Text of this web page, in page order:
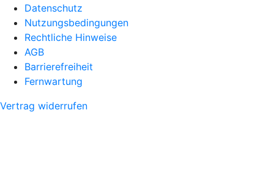
Datenschutz
Nutzungsbedingungen
Rechtliche Hinweise
AGB
Barrierefreiheit
Fernwartung
Vertrag widerrufen